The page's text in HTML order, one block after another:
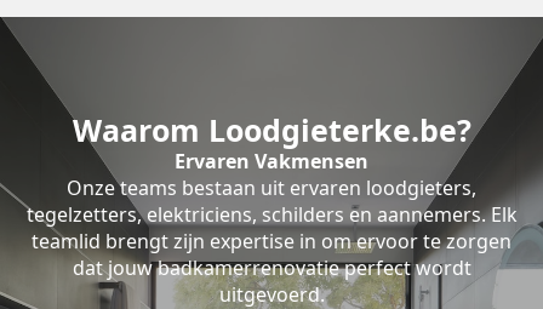
Waarom Loodgieterke.be?
Ervaren Vakmensen
Onze teams bestaan uit ervaren loodgieters,
tegelzetters, elektriciens, schilders en aannemers. Elk
teamlid brengt zijn expertise in om ervoor te zorgen
dat jouw badkamerrenovatie perfect wordt
uitgevoerd.